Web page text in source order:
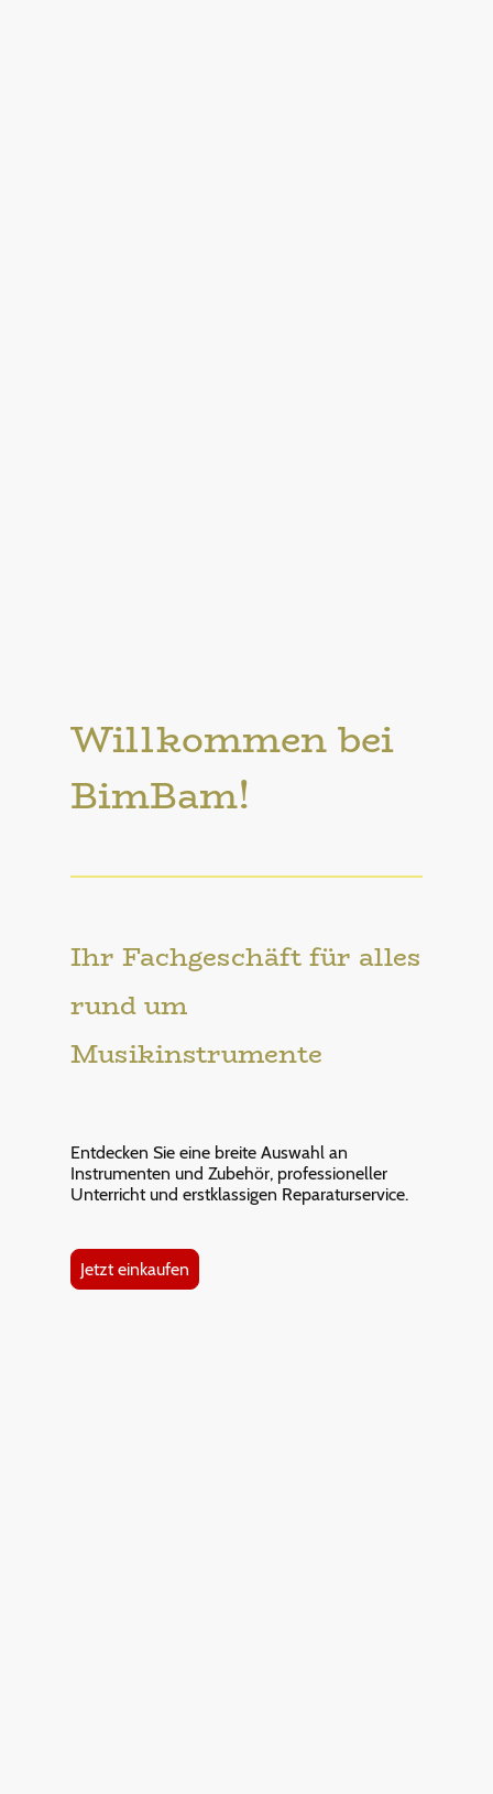
Willkommen bei
BimBam!
Ihr Fachgeschäft für alles
rund um
Musikinstrumente
Entdecken Sie eine breite Auswahl an
Instrumenten und Zubehör, professioneller
Unterricht und erstklassigen Reparaturservice.
Jetzt einkaufen